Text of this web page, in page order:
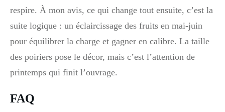
respire. À mon avis, ce qui change tout ensuite, c’est la
suite logique : un éclaircissage des fruits en mai-juin
pour équilibrer la charge et gagner en calibre. La taille
des poiriers pose le décor, mais c’est l’attention de
printemps qui finit l’ouvrage.
FAQ